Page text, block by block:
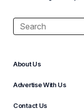
About Us
Advertise With Us
Contact Us